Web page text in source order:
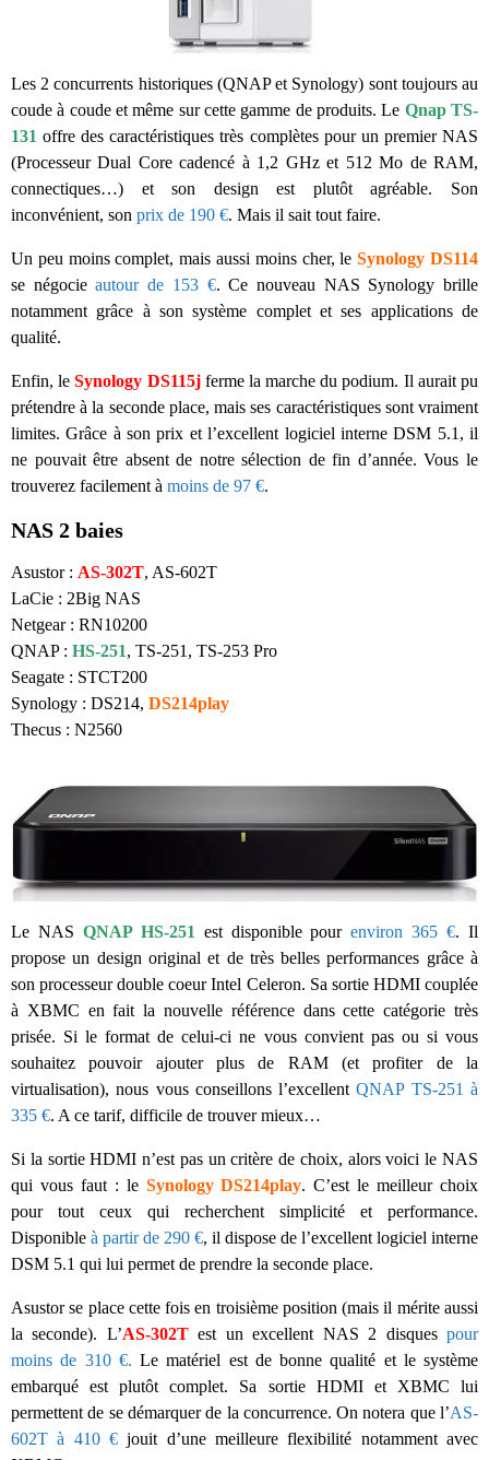
Les 2 concurrents historiques (QNAP et Synology) sont toujours au
coude à coude et même sur cette gamme de produits. Le Qnap TS-
131 offre des caractéristiques très complètes pour un premier NAS
(Processeur Dual Core cadencé à 1,2 GHz et 512 Mo de RAM,
connectiques…) et son design est plutôt agréable. Son
inconvénient, son prix de 190 €. Mais il sait tout faire.
Un peu moins complet, mais aussi moins cher, leSynology DS114
se négocieautour de 153 €. Ce nouveau NAS Synology brille
notamment grâce à son système complet et ses applications de
qualité.
Enfin, leSynology DS115j ferme la marche du podium. Il aurait pu
prétendre à la seconde place, mais ses caractéristiques sont vraiment
limites. Grâce à son prix et l’excellent logiciel interne DSM 5.1, il
ne pouvait être absent de notre sélection de fin d’année. Vous le
trouverez facilement à moins de 97 €.
NAS 2 baies
Asustor : AS-302T, AS-602T
LaCie : 2Big NAS
Netgear : RN10200
QNAP : HS-251, TS-251, TS-253 Pro
Seagate : STCT200
Synology : DS214, DS214play
Thecus : N2560
Le NAS QNAP HS-251 est disponible pourenviron 365 €. Il
propose un design original et de très belles performances grâce à
son processeur double coeur Intel Celeron. Sa sortie HDMI couplée
à XBMC en fait la nouvelle référence dans cette catégorie très
prisée. Si le format de celui-ci ne vous convient pas ou si vous
souhaitez pouvoir ajouter plus de RAM (et profiter de la
virtualisation), nous vous conseillons l’excellentQNAP TS-251 à
335 €. A ce tarif, difficile de trouver mieux…
Si la sortie HDMI n’est pas un critère de choix, alors voici le NAS
qui vous faut : le Synology DS214play. C’est le meilleur choix
pour tout ceux qui recherchent simplicité et performance.
Disponible à partir de 290 €, il dispose de l’excellent logiciel interne
DSM 5.1 qui lui permet de prendre la seconde place.
Asustor se place cette fois en troisième position (mais il mérite aussi
la seconde). L’AS-302Test un excellent NAS 2 disquespour
moins de 310 €. Le matériel est de bonne qualité et le système
embarqué est plutôt complet. Sa sortie HDMI et XBMC lui
permettent de se démarquer de la concurrence. On notera que l’AS-
602T à 410 € jouit d’une meilleure flexibilité notamment avec